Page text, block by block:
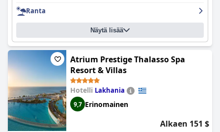
Ranta
Näytä lisää
Atrium Prestige Thalasso Spa
Resort & Villas
Hotelli Lakhania
9,7 Erinomainen
Alkaen 151 $